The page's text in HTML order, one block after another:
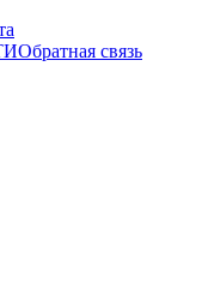
Обратная связь